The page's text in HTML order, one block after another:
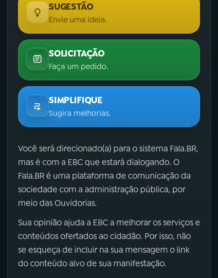
SUGESTÃO
Envie uma ideia.
SOLICITAÇÃO
Faça um pedido.
SIMPLIFIQUE
Sugira melhorias.
Você será direcionado(a) para o sistema Fala.BR,
mas é com a EBC que estará dialogando. O
Fala.BR é uma plataforma de comunicação da
sociedade com a administração pública, por
meio das Ouvidorias.
Sua opinião ajuda a EBC a melhorar os serviços e
conteúdos ofertados ao cidadão. Por isso, não
se esqueça de incluir na sua mensagem o link
do conteúdo alvo de sua manifestação.